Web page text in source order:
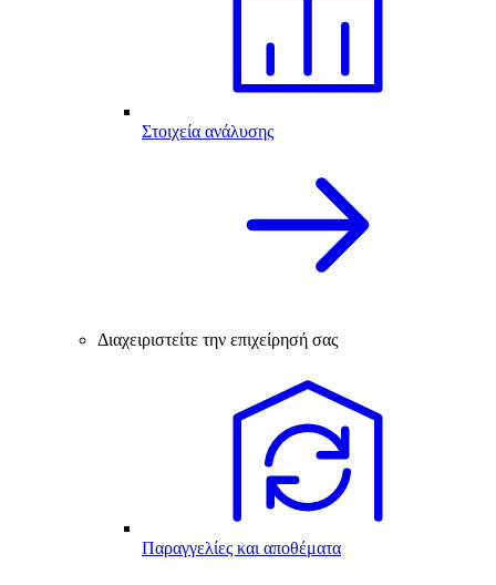
Στοιχεία ανάλυσης
Διαχειριστείτε την επιχείρησή σας
Παραγγελίες και αποθέματα